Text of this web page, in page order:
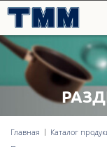
8-800-707-
Главная Каталог